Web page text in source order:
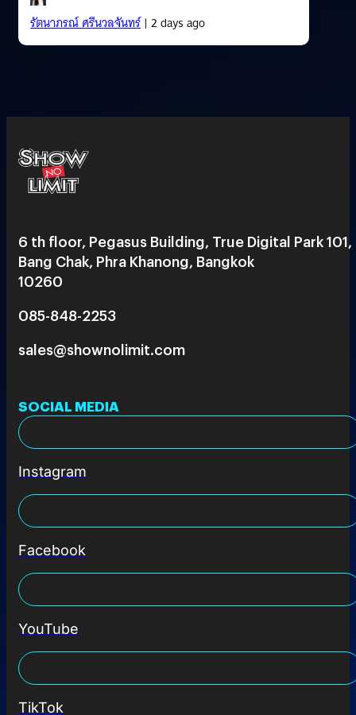
รัตนาภรณ์ ศรีนวลจันทร์| 2 days ago
6 th floor, Pegasus Building, True Digital Park 101,
Bang Chak, Phra Khanong, Bangkok
10260
085-848-2253
sales@shownolimit.com
SOCIAL MEDIA
Instagram
Facebook
YouTube
TikTok